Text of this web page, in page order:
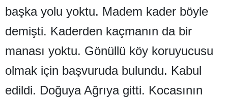
Batman
Şırnak
Bartın
Ardahan
başka yolu yoktu. Madem kader böyle
demişti. Kaderden kaçmanın da bir
manası yoktu. Gönüllü köy koruyucusu
olmak için başvuruda bulundu. Kabul
edildi. Doğuya Ağrıya gitti. Kocasının